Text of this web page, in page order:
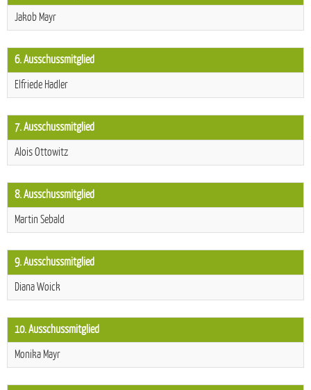
Jakob Mayr
6. Ausschussmitglied
Elfriede Hadler
7. Ausschussmitglied
Alois Ottowitz
8. Ausschussmitglied
Martin Sebald
9. Ausschussmitglied
Diana Woick
10. Ausschussmitglied
Monika Mayr